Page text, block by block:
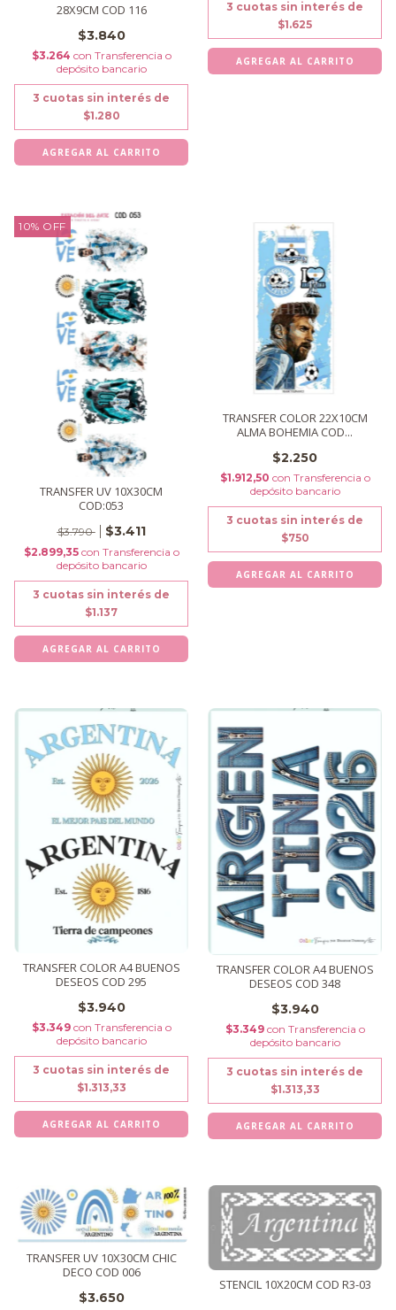
28X9CM COD 116
$3.840
$3.264 con Transferencia o
depósito bancario
3 cuotas sin interés de
$1.280
3 cuotas sin interés de
$1.625
10% OFF
TRANSFER UV 10X30CM
COD:053
$3.790 $3.411
$2.899,35 con Transferencia o
depósito bancario
3 cuotas sin interés de
$1.137
TRANSFER COLOR 22X10CM
ALMA BOHEMIA COD...
$2.250
$1.912,50 con Transferencia o
depósito bancario
3 cuotas sin interés de
$750
TRANSFER COLOR A4 BUENOS
DESEOS COD 295
$3.940
$3.349 con Transferencia o
depósito bancario
3 cuotas sin interés de
$1.313,33
TRANSFER COLOR A4 BUENOS
DESEOS COD 348
$3.940
$3.349 con Transferencia o
depósito bancario
3 cuotas sin interés de
$1.313,33
TRANSFER UV 10X30CM CHIC
DECO COD 006
$3.650
STENCIL 10X20CM COD R3-03